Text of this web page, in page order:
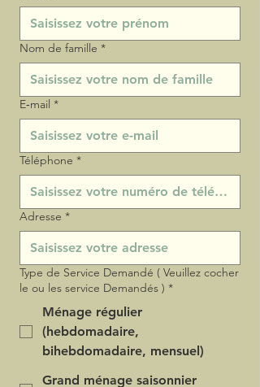
Nom de famille *
E‑mail *
Téléphone *
Adresse *
Type de Service Demandé ( Veuillez cocher
le ou les service Demandés ) *
Ménage régulier
(hebdomadaire,
bihebdomadaire, mensuel)
Grand ménage saisonnier